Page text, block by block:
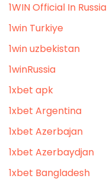
1WIN Official In Russia
1win Turkiye
1win uzbekistan
1winRussia
1xbet apk
1xbet Argentina
1xbet Azerbajan
1xbet Azerbaydjan
1xbet Bangladesh